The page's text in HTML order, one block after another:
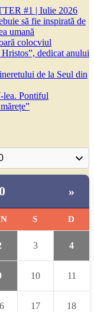
#1 | Iulie 2026
să fie inspirată de
umană
colocviul
dedicat anului
de la Seul din
lea. Pontiful
»
S D
3 4
10 11
17 18